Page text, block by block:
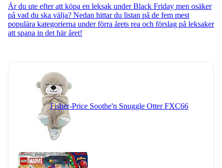
Är du ute efter att köpa en leksak under Black Friday men osäker
på vad du ska välja? Nedan hittar du listan på de fem mest
populära kategorierna under förra årets rea och förslag på leksaker
att spana in det här året!
Fisher-Price Soothe'n Snuggle Otter FXC66